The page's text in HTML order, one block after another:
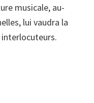
musicale, au-
lui vaudra la